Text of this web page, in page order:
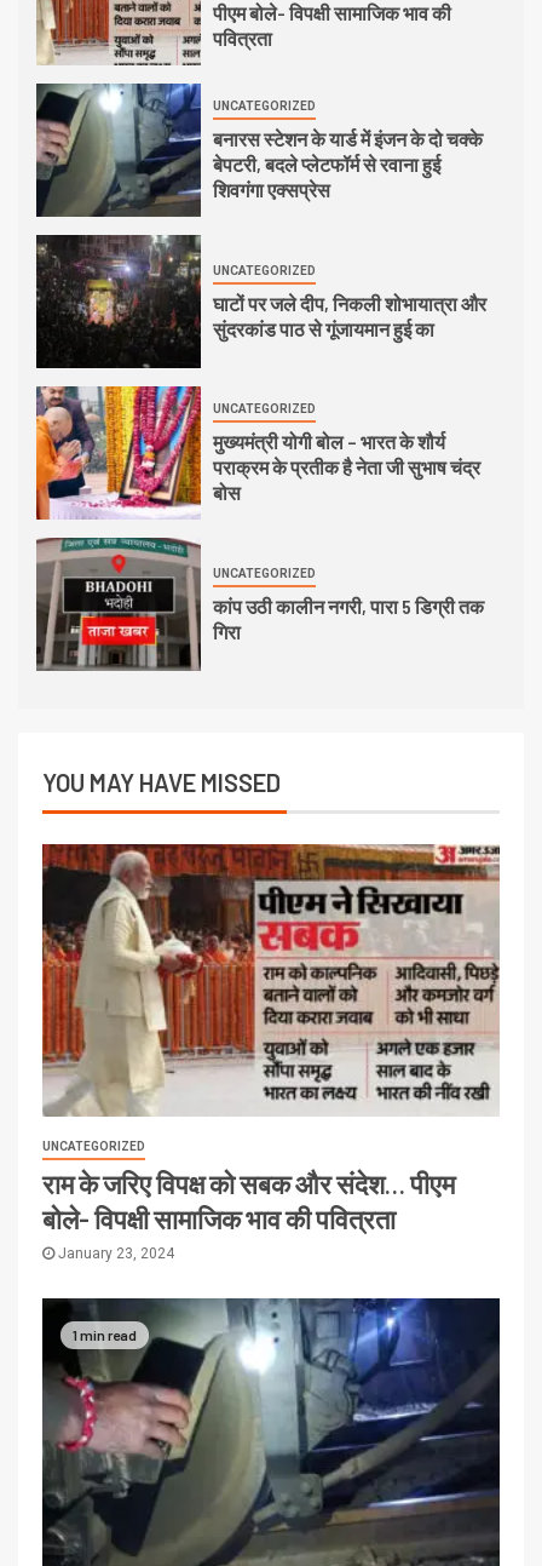
पीएम बोले- विपक्षी सामाजिक भाव की
पवित्रता
UNCATEGORIZED
बनारस स्टेशन के यार्ड में इंजन के दो चक्के
बेपटरी, बदले प्लेटफॉर्म से रवाना हुई
शिवगंगा एक्सप्रेस
UNCATEGORIZED
घाटों पर जले दीप, निकली शोभायात्रा और
सुंदरकांड पाठ से गूंजायमान हुई का
UNCATEGORIZED
मुख्यमंत्री योगी बोल – भारत के शौर्य
पराक्रम के प्रतीक है नेता जी सुभाष चंद्र
बोस
UNCATEGORIZED
कांप उठी कालीन नगरी, पारा 5 डिग्री तक
गिरा
YOU MAY HAVE MISSED
UNCATEGORIZED
राम के जरिए विपक्ष को सबक और संदेश… पीएम
बोले- विपक्षी सामाजिक भाव की पवित्रता
January 23, 2024
1 min read